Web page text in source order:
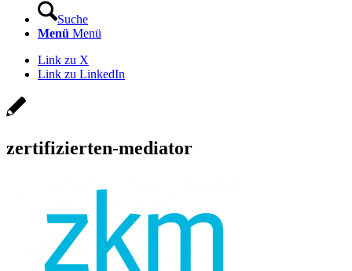
Suche
Menü Menü
Link zu X
Link zu LinkedIn
zertifizierten-mediator